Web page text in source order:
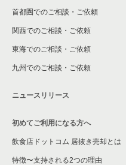
首都圏でのご相談・ご依頼
関西でのご相談・ご依頼
東海でのご相談・ご依頼
九州でのご相談・ご依頼
ニュースリリース
初めてご利用になる方へ
飲食店ドットコム 居抜き売却とは
特徴〜支持される2つの理由